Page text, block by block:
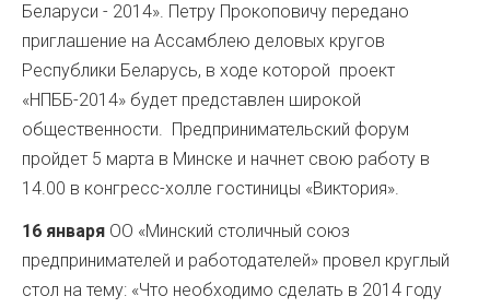
Беларуси - 2014». Петру Прокоповичу передано
приглашение на Ассамблею деловых кругов
Республики Беларусь, в ходе которой проект
«НПББ-2014» будет представлен широкой
общественности. Предпринимательский форум
пройдет 5 марта в Минске и начнет свою работу в
14.00 в конгресс-холле гостиницы «Виктория».
16 января ОО «Минский столичный союз
предпринимателей и работодателей» провел круглый
стол на тему: «Что необходимо сделать в 2014 году